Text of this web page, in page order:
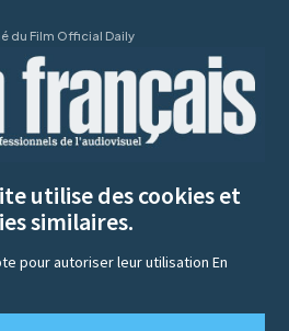
du Film Official Daily
utilise des cookies et
similaires.
pour autoriser leur utilisationEn